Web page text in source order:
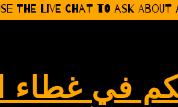
the Live CHat to ask about
في غطاء